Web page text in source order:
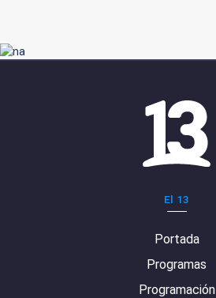
El 13
Portada
Programas
Programación